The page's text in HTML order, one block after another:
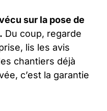
sur la pose de
Du coup, regarde
lis les avis
chantiers déjà
c’est la garantie